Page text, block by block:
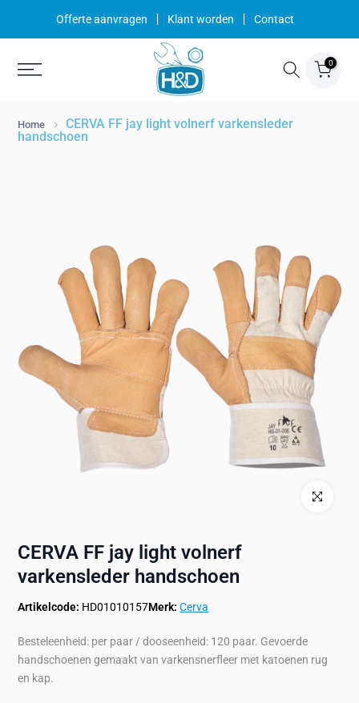
Offerte aanvragen Klant worden Contact
0
Home
CERVA FF jay light volnerf varkensleder
handschoen
Klik om te
CERVA FF jay light volnerf
varkensleder handschoen
Artikelcode: HD01010157Merk: Cerva
Besteleenheid: per paar / dooseenheid: 120 paar. Gevoerde
handschoenen gemaakt van varkensnerfleer met katoenen rug
en kap.